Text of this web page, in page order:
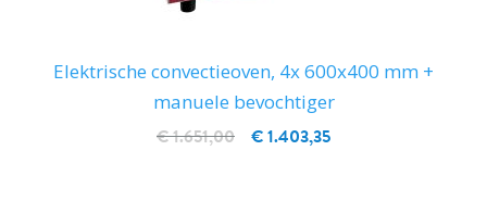
Elektrische convectieoven, 4x 600x400 mm +
manuele bevochtiger
€ 1.403,35
€ 1.651,00